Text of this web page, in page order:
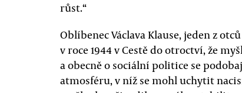
růst.“
Oblíbenec Václava Klause, jeden z
v roce 1944 v Cestě do otroctví, že
a obecně o sociální politice se
atmosféru, v níž se mohl uchytit